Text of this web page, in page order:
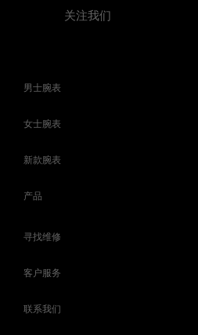
关注我们
男士腕表
女士腕表
新款腕表
产品
寻找维修
客户服务
联系我们